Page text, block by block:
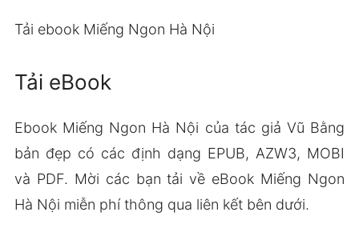
Tải ebook Miếng Ngon Hà Nội
Tải eBook
Ebook Miếng Ngon Hà Nội của tác giả Vũ Bằng
bản đẹp có các định dạng EPUB, AZW3, MOBI
và PDF. Mời các bạn tải về eBook Miếng Ngon
Hà Nội miễn phí thông qua liên kết bên dưới.